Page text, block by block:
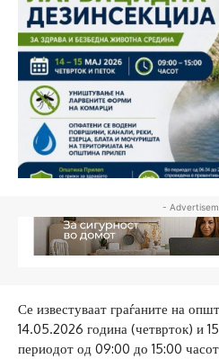
-
Се известуваат граѓаните на
14.05.2026 година (четврток) и
периодот од 09:00 до 15:00